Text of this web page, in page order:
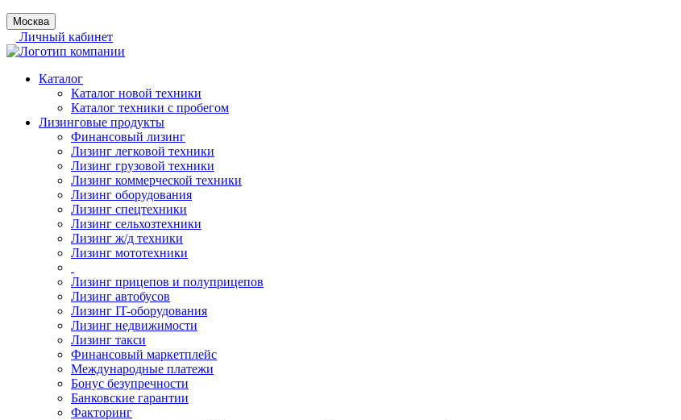
Москва
Личный кабинет
Каталог
Каталог новой техники
Каталог техники с пробегом
Лизинговые продукты
Финансовый лизинг
Лизинг легковой техники
Лизинг грузовой техники
Лизинг коммерческой техники
Лизинг оборудования
Лизинг спецтехники
Лизинг сельхозтехники
Лизинг ж/д техники
Лизинг мототехники
Лизинг прицепов и полуприцепов
Лизинг автобусов
Лизинг IT-оборудования
Лизинг недвижимости
Лизинг такси
Финансовый маркетплейс
Международные платежи
Бонус безупречности
Банковские гарантии
Факторинг